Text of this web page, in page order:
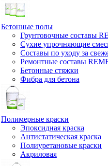
Бетонные полы
Грунтовочные составы
Сухие упрочняющие
Составы по уходу за
Ремонтные составы
Бетонные стяжки
Фибра для бетона
Полимерные краски
Эпоксидная краска
Антистатическая краска
Полиуретановые краски
Акриловая